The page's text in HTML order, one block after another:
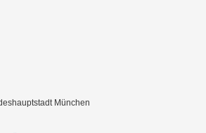
München